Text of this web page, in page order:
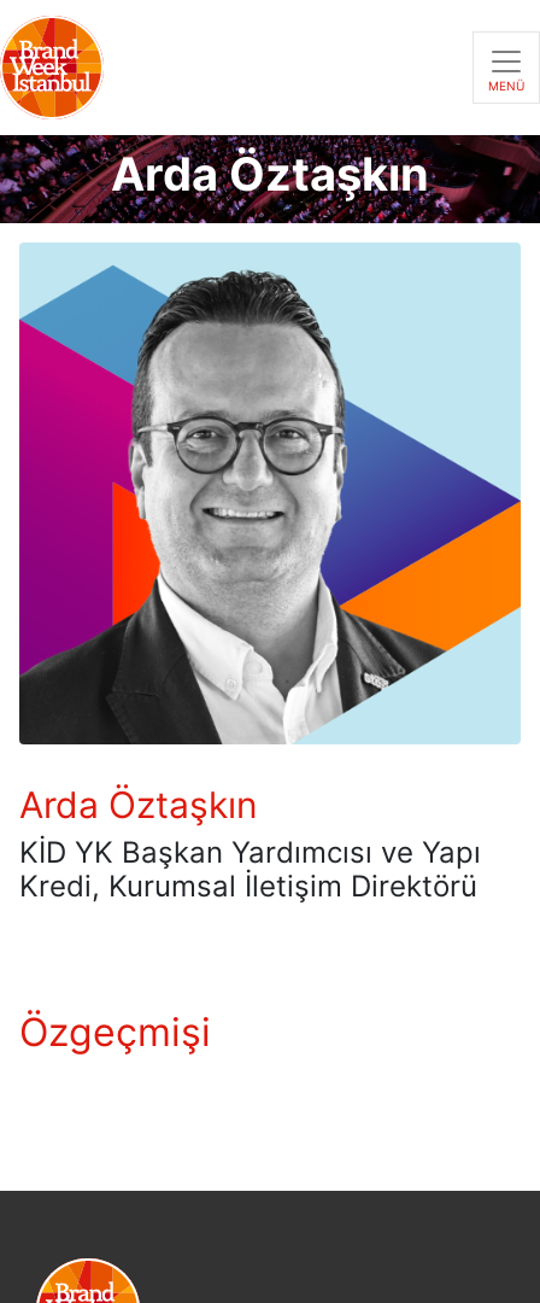
MENÜ
Arda Öztaşkın
Arda Öztaşkın
KİD YK Başkan Yardımcısı ve Yapı
Kredi, Kurumsal İletişim Direktörü
Özgeçmişi